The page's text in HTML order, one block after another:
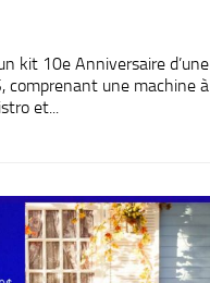
kit 10e Anniversaire d’une
comprenant une machine à
et...